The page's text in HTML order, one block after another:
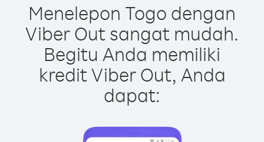
Menelepon Togo dengan
Viber Out sangat mudah.
Begitu Anda memiliki
kredit Viber Out, Anda
dapat: